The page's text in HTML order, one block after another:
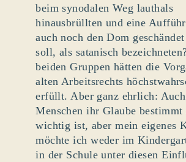
beim synodalen Weg lauthals
hinausbrüllten und eine
auch noch den Dom geschändet
soll, als satanisch
beiden Gruppen hätten die
alten Arbeitsrechts
erfüllt. Aber ganz ehrlich:
Menschen ihr Glaube bestimmt
wichtig ist, aber mein eigenes
möchte ich weder im
in der Schule unter diesen